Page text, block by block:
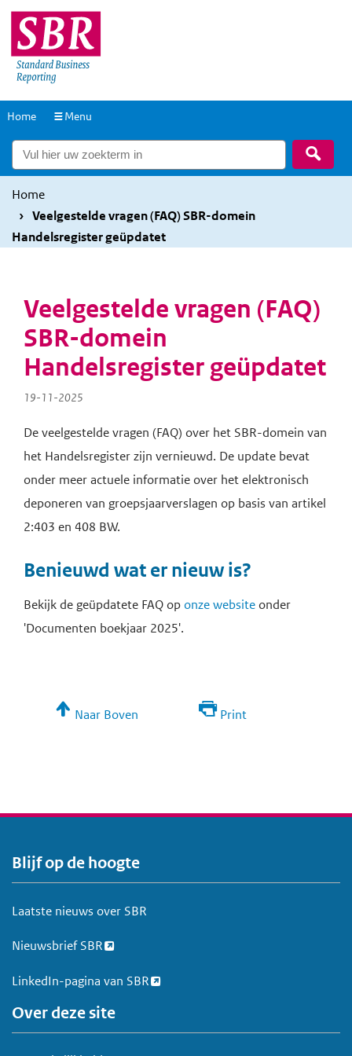
Overslaan
en
naar
inhoud
Overslaan
en
naar
hoofdnavigatie
Naar
homepage
Home Menu
Home
Veelgestelde vragen (FAQ) SBR-domein
Handelsregister geüpdatet
Veelgestelde vragen (FAQ)
SBR-domein
Handelsregister geüpdatet
19-11-2025
De veelgestelde vragen (FAQ) over het SBR-domein van
het Handelsregister zijn vernieuwd. De update bevat
onder meer actuele informatie over het elektronisch
deponeren van groepsjaarverslagen op basis van artikel
2:403 en 408 BW.
Benieuwd wat er nieuw is?
Bekijk de geüpdatete FAQ oponze website onder
'Documenten boekjaar 2025'.
Naar Boven Print
V
o
e
Blijf op de hoogte
Laatste nieuws over SBR
Nieuwsbrief SBR
LinkedIn-pagina van SBR
Over deze site